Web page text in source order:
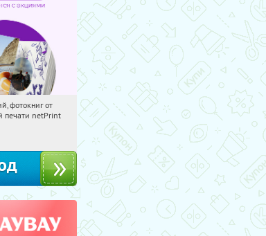
Получили:
фотокниг от
печати netPrint